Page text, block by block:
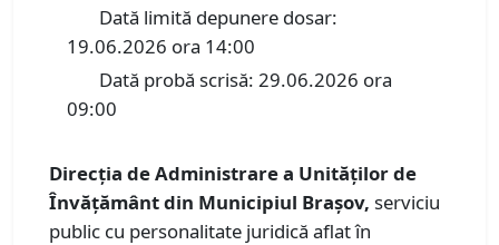
Dată limită depunere dosar:
19.06.2026 ora 14:00
Dată probă scrisă: 29.06.2026 ora
09:00
Direcția de Administrare a Unităților de
Învățământ din Municipiul Brașov, serviciu
public cu personalitate juridică aflat în